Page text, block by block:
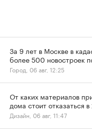
За 9 лет в Москве в
более 500 новостроек
Город, 06 авг, 12:25
От каких материалов
дома стоит отказаться
Дизайн, 06 авг, 11:47